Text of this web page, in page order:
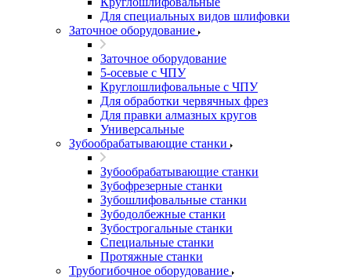
Для специальных видов шлифовки
Заточное оборудование
Заточное оборудование
5-осевые с ЧПУ
Круглошлифовальные с ЧПУ
Для обработки червячных фрез
Для правки алмазных кругов
Универсальные
Зубообрабатывающие станки
Зубообрабатывающие станки
Зубофрезерные станки
Зубошлифовальные станки
Зубодолбежные станки
Зубострогальные станки
Специальные станки
Протяжные станки
Трубогибочное оборудование